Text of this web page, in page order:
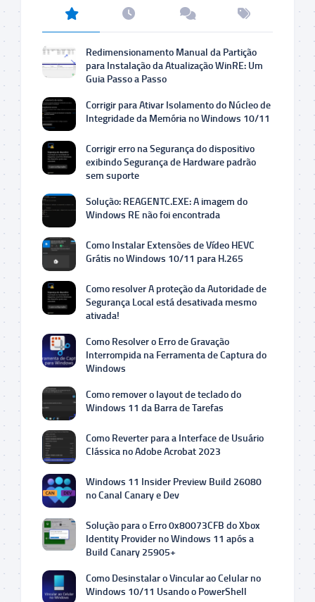
Redimensionamento Manual da Partição
para Instalação da Atualização WinRE: Um
Guia Passo a Passo
Corrigir para Ativar Isolamento do Núcleo de
Integridade da Memória no Windows 10/11
Corrigir erro na Segurança do dispositivo
exibindo Segurança de Hardware padrão
sem suporte
Solução: REAGENTC.EXE: A imagem do
Windows RE não foi encontrada
Como Instalar Extensões de Vídeo HEVC
Grátis no Windows 10/11 para H.265
Como resolver A proteção da Autoridade de
Segurança Local está desativada mesmo
ativada!
Como Resolver o Erro de Gravação
Interrompida na Ferramenta de Captura do
Windows
Como remover o layout de teclado do
Windows 11 da Barra de Tarefas
Como Reverter para a Interface de Usuário
Clássica no Adobe Acrobat 2023
Windows 11 Insider Preview Build 26080
no Canal Canary e Dev
Solução para o Erro 0x80073CFB do Xbox
Identity Provider no Windows 11 após a
Build Canary 25905+
Como Desinstalar o Vincular ao Celular no
Windows 10/11 Usando o PowerShell